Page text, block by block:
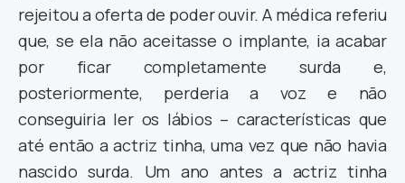
rejeitou a oferta de poder ouvir. A médica referiu
que, se ela não aceitasse o implante, ia acabar
por ficar completamente surda e,
posteriormente, perderia a voz e não
conseguiria ler os lábios – características que
até então a actriz tinha, uma vez que não havia
nascido surda. Um ano antes a actriz tinha